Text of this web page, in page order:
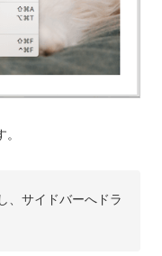
、サイドバーへドラ